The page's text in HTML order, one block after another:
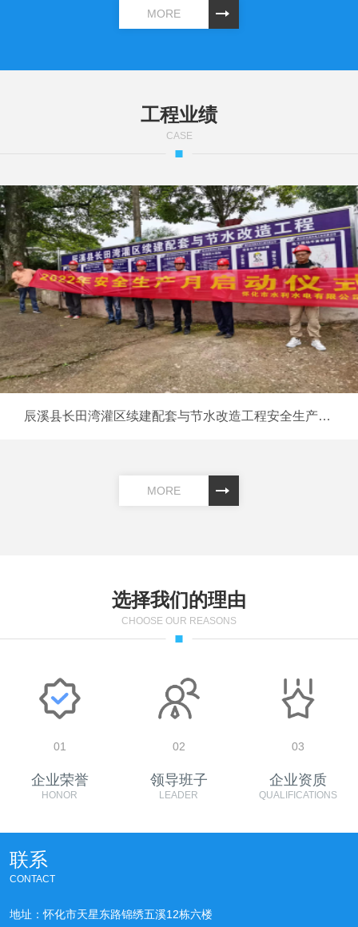
利用自身从事多年水利水电工程土建施工，金属结构制作和
水利工程大构件吊装的技术特长，先后承担修建了1500余处
构制作安装，病险水库除险加固、农田水利工程、桥梁地质
等，完成工程硕果累累，为怀化的水利水电工程建设作出了
MORE
工程业绩
CASE
辰溪县长田湾灌区续建配套与节水改造工程安全生产月启动仪式
MORE
选择我们的理由
CHOOSE OUR REASONS
01
企业荣誉
HONOR
02
领导班子
LEADER
03
企业资质
QUALIFICATIONS
联系
CONTACT
地址：怀化市天星东路锦绣五溪12栋六楼